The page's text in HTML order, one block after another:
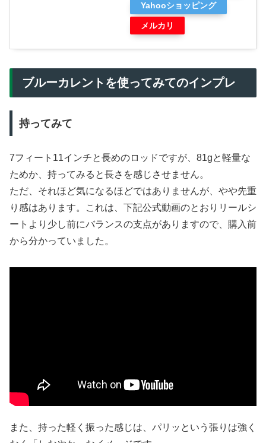
Yahooショッピング
メルカリ
ブルーカレントを使ってみてのインプレ
持ってみて
7フィート11インチと長めのロッドですが、81gと軽量な
ためか、持ってみると長さを感じさせません。
ただ、それほど気になるほどではありませんが、やや先重
り感はあります。これは、下記公式動画のとおりリールシ
ートより少し前にバランスの支点がありますので、購入前
から分かっていました。
また、持った軽く振った感じは、パリッという張りは強く